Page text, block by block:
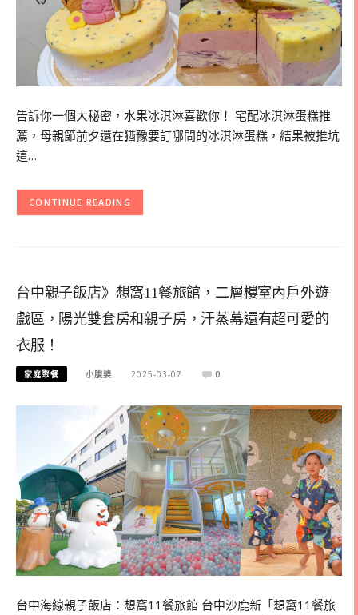
告訴你一個大秘密，水果冰淇淋喜歡你！ 宅配冰淇淋蛋糕推
薦，母親節前夕還在猶豫要訂哪間的冰淇淋蛋糕，結果被推坑
這…
CONTINUE READING
台中親子飯店》想窩11餐旅館，二層樓室內戶外遊
戲區，陽光雙套房和親子房，汗蒸幕還有超可愛的
衣服！
家庭聚餐 小腹婆 2025-03-07 0
台中海線親子飯店：想窩11餐旅館 台中沙鹿新「想窩11餐旅